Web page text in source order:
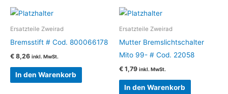
Ersatzteile Zweirad
Bremsstift # Cod. 800066178
€ 8,26 inkl. MwSt.
In den Warenkorb
Ersatzteile Zweirad
Mutter Bremslichtschalter
Mito 99- # Cod. 22058
€ 1,79 inkl. MwSt.
In den Warenkorb